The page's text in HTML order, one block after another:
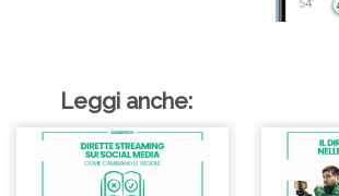
Leggi anche: